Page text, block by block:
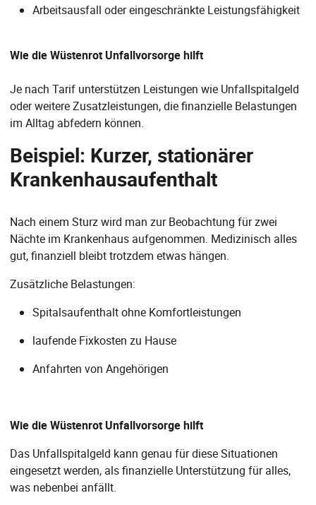
Arbeitsausfall oder eingeschränkte Leistungsfähigkeit
Wie die Wüstenrot Unfallvorsorge hilft
Je nach Tarif unterstützen Leistungen wie Unfallspitalgeld
oder weitere Zusatzleistungen, die finanzielle Belastungen
im Alltag abfedern können.
Beispiel: Kurzer, stationärer
Krankenhausaufenthalt
Nach einem Sturz wird man zur Beobachtung für zwei
Nächte im Krankenhaus aufgenommen. Medizinisch alles
gut, finanziell bleibt trotzdem etwas hängen.
Zusätzliche Belastungen:
Spitalsaufenthalt ohne Komfortleistungen
laufende Fixkosten zu Hause
Anfahrten von Angehörigen
Wie die Wüstenrot Unfallvorsorge hilft
Das Unfallspitalgeld kann genau für diese Situationen
eingesetzt werden, als finanzielle Unterstützung für alles,
was nebenbei anfällt.